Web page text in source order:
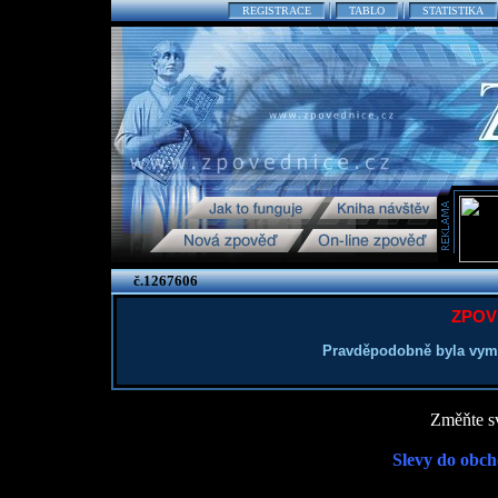
REGISTRACE TABLO STATISTIKA
č.1267606
Pravděpodobně byla
Změňte
Slevy do